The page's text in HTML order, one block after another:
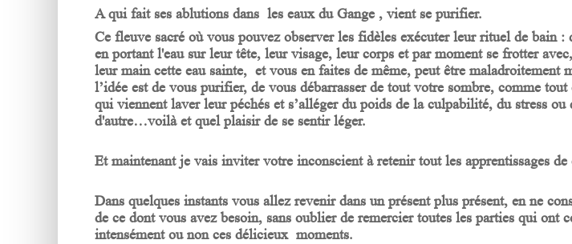
A qui fait ses ablutions dans les eaux du Gange , vient se purifier.
Ce fleuve sacré où vous pouvez observer les fidèles exécuter leur rituel de bain :
en portant l'eau sur leur tête, leur visage, leur corps et par moment se frotter
leur main cette eau sainte, et vous en faites de même, peut être maladroitement
l’idée est de vous purifier, de vous débarrasser de tout votre sombre, comme
qui viennent laver leur péchés et s’alléger du poids de la culpabilité, du stress ou
d'autre…voilà et quel plaisir de se sentir léger.
Et maintenant je vais inviter votre inconscient à retenir tout les apprentissages de
Dans quelques instants vous allez revenir dans un présent plus présent, en ne
de ce dont vous avez besoin, sans oublier de remercier toutes les parties qui ont
intensément ou non ces délicieux moments.